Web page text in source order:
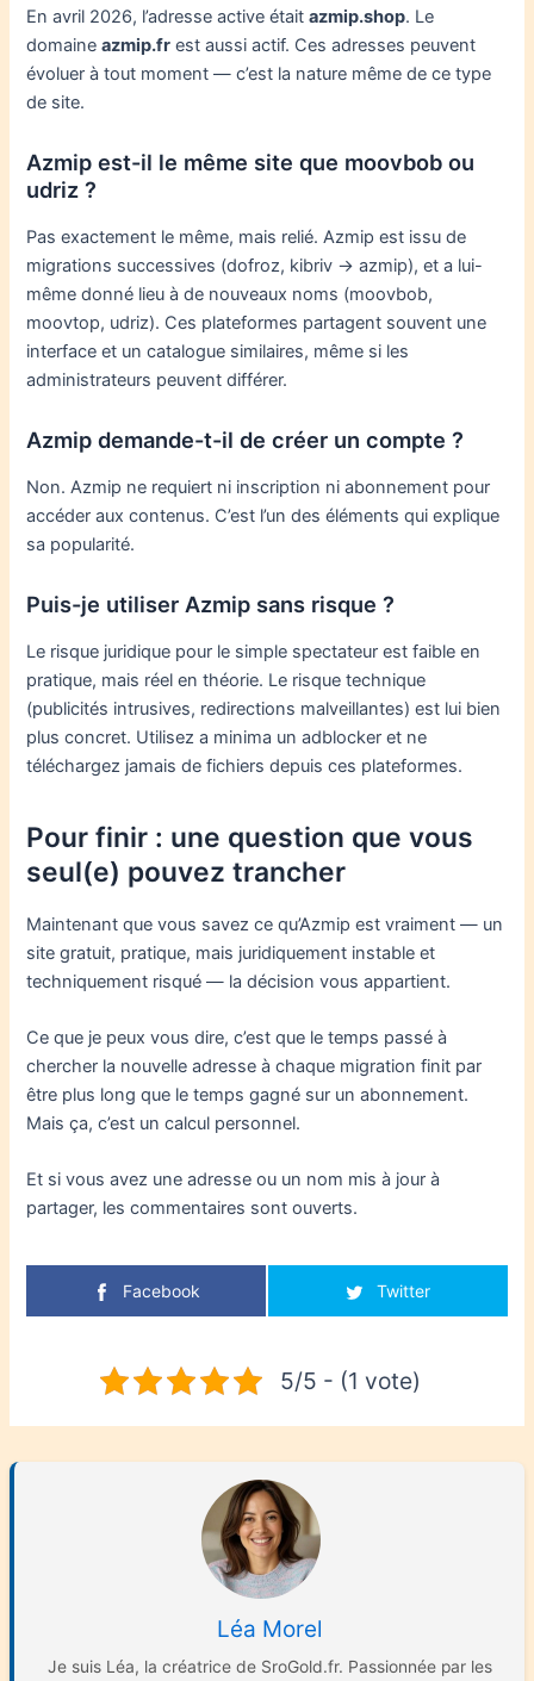
En avril 2026, l’adresse active étaitazmip.shop. Le
domaineazmip.fr est aussi actif. Ces adresses peuvent
évoluer à tout moment — c’est la nature même de ce type
de site.
Azmip est-il le même site que moovbob ou
udriz ?
Pas exactement le même, mais relié. Azmip est issu de
migrations successives (dofroz, kibriv → azmip), et a lui-
même donné lieu à de nouveaux noms (moovbob,
moovtop, udriz). Ces plateformes partagent souvent une
interface et un catalogue similaires, même si les
administrateurs peuvent différer.
Azmip demande-t-il de créer un compte ?
Non. Azmip ne requiert ni inscription ni abonnement pour
accéder aux contenus. C’est l’un des éléments qui explique
sa popularité.
Puis-je utiliser Azmip sans risque ?
Le risque juridique pour le simple spectateur est faible en
pratique, mais réel en théorie. Le risque technique
(publicités intrusives, redirections malveillantes) est lui bien
plus concret. Utilisez a minima un adblocker et ne
téléchargez jamais de fichiers depuis ces plateformes.
Pour finir : une question que vous
seul(e) pouvez trancher
Maintenant que vous savez ce qu’Azmip est vraiment — un
site gratuit, pratique, mais juridiquement instable et
techniquement risqué — la décision vous appartient.
Ce que je peux vous dire, c’est que le temps passé à
chercher la nouvelle adresse à chaque migration finit par
être plus long que le temps gagné sur un abonnement.
Mais ça, c’est un calcul personnel.
Et si vous avez une adresse ou un nom mis à jour à
partager, les commentaires sont ouverts.
Facebook Twitter
5/5 - (1 vote)
Léa Morel
Je suis Léa, la créatrice de SroGold.fr. Passionnée par les